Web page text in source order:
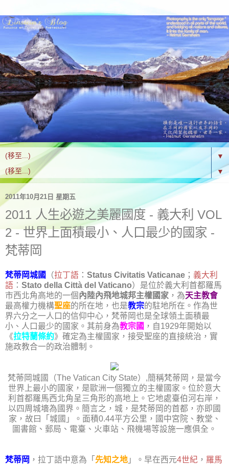
▼
▼
2011年10月21日 星期五
2011 人生必遊之美麗國度 - 義大利 VOL
2 - 世界上面積最小、人口最少的國家 -
梵蒂岡
梵蒂岡城國 （拉丁語 ： Status Civitatis Vaticanae ； 義大利
語 ： Stato della Città del Vaticano）是位於義大利首都羅馬
市西北角高地的一個 內陸內飛地城邦主權國家 ，為天主教會
最高權力機構聖座的所在地，也是教宗的駐地所在。作為世
界六分之一人口的信仰中心，梵蒂岡也是全球領土面積最
小、人口最少的國家。其前身為教宗國 ，自1929年開始以
《拉特蘭條約》確定為主權國家，接受聖座的直接統治，實
施政教合一的政治體制。
梵蒂岡城國（The Vatican City State）,簡稱梵蒂岡，是當今
世界上最小的國家，是歐洲一個獨立的主權國家。位於意大
利首都羅馬西北角呈三角形的高地上。它地處臺伯河右岸，
以四周城墻為國界。簡言之，城，是梵蒂岡的首都，亦即國
家，故曰「城國」。面積0.44平方公里，國中宮院、教堂、
圖書館、郵局、電臺、火車站、飛機場等設施一應俱全。
梵蒂岡 ，拉丁語中意為「 先知之地 」。早在西元4世紀 ， 羅馬